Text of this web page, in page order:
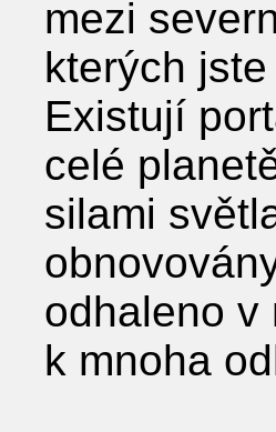
mezi
kterých
Existují
celé
silami
odhaleno v
k mnoha